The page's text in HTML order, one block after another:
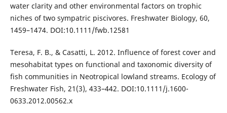
water clarity and other environmental factors on trophic
niches of two sympatric piscivores. Freshwater Biology, 60,
1459–1474. DOI:10.1111/fwb.12581
Teresa, F. B., & Casatti, L. 2012. Influence of forest cover and
mesohabitat types on functional and taxonomic diversity of
fish communities in Neotropical lowland streams. Ecology of
Freshwater Fish, 21(3), 433–442. DOI:10.1111/j.1600-
0633.2012.00562.x